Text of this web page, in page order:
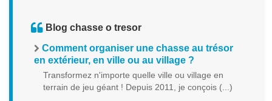
Blog chasse o tresor
Comment organiser une chasse au trésor
en extérieur, en ville ou au village ?
Transformez n'importe quelle ville ou village en
terrain de jeu géant ! Depuis 2011, je conçois (...)